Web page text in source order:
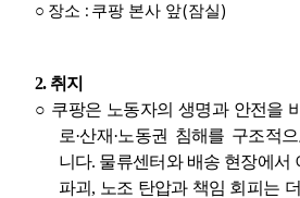
○ 장소 : 쿠팡 본사 앞(잠실)
2. 취지
○ 쿠팡은 노동자의 생명과 안전을
로·산재·노동권 침해를 구조적
니다. 물류센터와 배송 현장에서
파괴 , 노조 탄압과 책임 회피는